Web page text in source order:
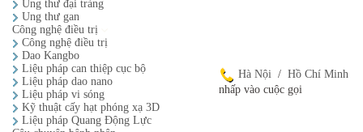
Ung thư đại tràng
Ung thư gan
Công nghệ điều trị
Công nghệ điều trị
Dao Kangbo
Liệu pháp can thiệp cục bộ
Liệu pháp dao nano
Liệu pháp vi sóng
Kỹ thuật cấy hạt phóng xạ 3D
Liệu pháp Quang Động Lực
Hà Nội / Hồ Chí Minh
nhấp vào cuộc gọi